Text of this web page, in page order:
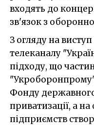
входять до
зв'язок з
З огляду на
телеканалу
підходу, що
Фонду
приватизації, а
підприємств